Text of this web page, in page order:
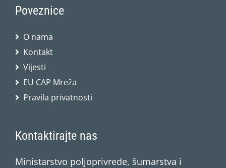
Poveznice
O nama
Kontakt
Vijesti
EU CAP Mreža
Pravila privatnosti
Kontaktirajte nas
Ministarstvo poljoprivrede, šumarstva i